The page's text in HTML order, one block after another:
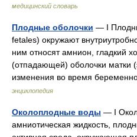
медицинский словарь
Плодные оболочки — I
fetales) окружают
ним относят амнион, гладкий
(отпадающей) оболочки матки
изменения во время
энциклопедия
Околоплодные воды — I
амниотическая жидкость,